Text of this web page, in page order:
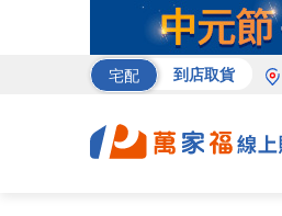
宅配 到店取貨